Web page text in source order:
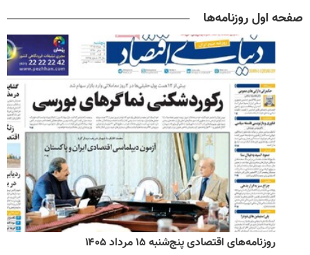
صفحه اول روزنامه‌ها
روزنامه‌های اقتصادی پنج‌شنبه ۱۵ مرداد ۱۴۰۵